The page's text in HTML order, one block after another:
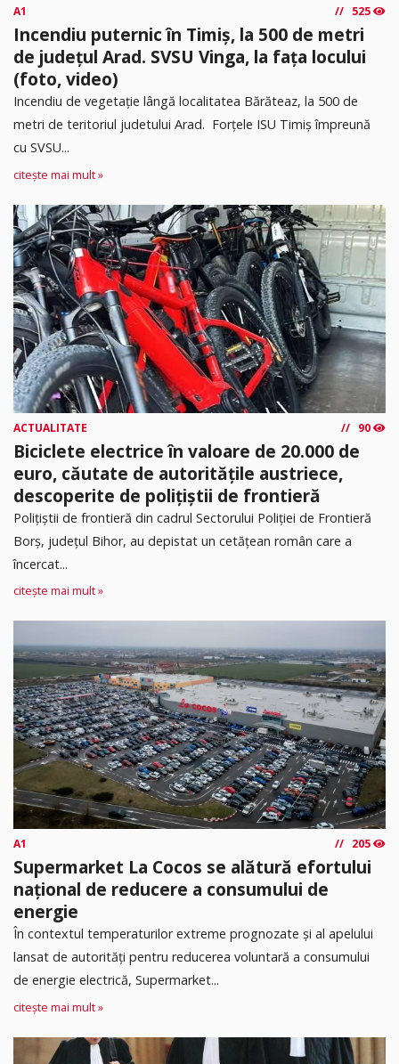
A1 525
Incendiu puternic în Timiș, la 500 de metri
de județul Arad. SVSU Vinga, la fața locului
(foto, video)
Incendiu de vegetație lângă localitatea Bărăteaz, la 500 de
metri de teritoriul judetului Arad. Forțele ISU Timiș împreună
cu SVSU...
citește mai mult »
ACTUALITATE 90
Biciclete electrice în valoare de 20.000 de
euro, căutate de autoritățile austriece,
descoperite de polițiștii de frontieră
Poliţiştii de frontieră din cadrul Sectorului Poliției de Frontieră
Borș, județul Bihor, au depistat un cetățean român care a
încercat...
citește mai mult »
A1 205
Supermarket La Cocos se alătură efortului
național de reducere a consumului de
energie
În contextul temperaturilor extreme prognozate și al apelului
lansat de autorități pentru reducerea voluntară a consumului
de energie electrică, Supermarket...
citește mai mult »